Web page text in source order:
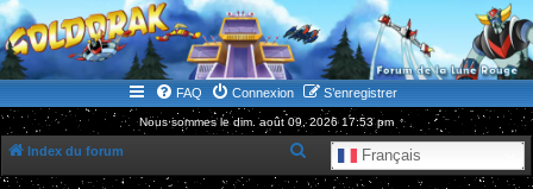
WWW.GOLDORAKGO.COM
le site de la Lune Rouge
FAQ Connexion S’enregistrer
Nous sommes le dim. août 09, 2026 17:53 pm
Index du forum Français
e